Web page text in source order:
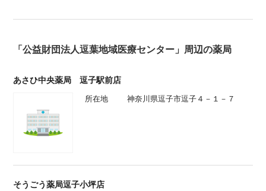
「公益財団法人逗葉地域医療センター」周辺の薬局
あさひ中央薬局 逗子駅前店
所在地 神奈川県逗子市逗子４－１－７
そうごう薬局逗子小坪店